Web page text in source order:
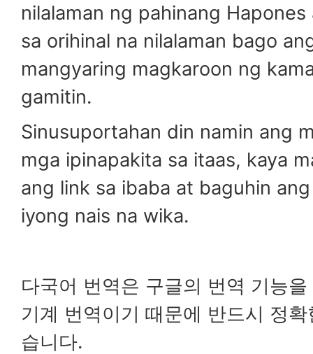
nilalaman ng pahinang
sa orihinal na nilalaman bago
mangyaring magkaroon ng
gamitin.
Sinusuportahan din namin ang
mga ipinapakita sa itaas, kaya
ang link sa ibaba at baguhin
iyong nais na wika.
다국어 번역은 구글의 번역 기능
기계 번역이기 때문에 반드시 정
습니다.